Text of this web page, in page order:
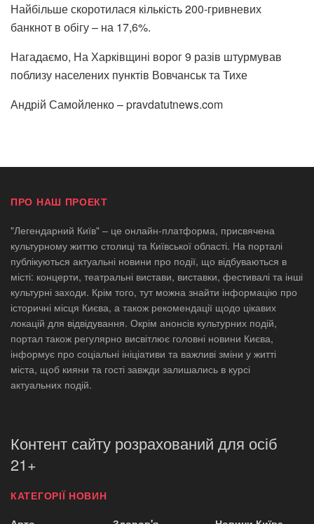
Найбільше скоротилася кількість 200-гривневих
банкнот в обігу – на 17,6%.
Нагадаємо, На Харківщині ворог 9 разів штурмував
поблизу населених пунктів Вовчанськ та Тихе
Андрій Самойленко – pravdatutnews.com
ПРО НАШ ПРОЕКТ
"Легендарний Київ" – це онлайн-платформа, присвячена
культурному життю столиці та Київської області. На порталі
публікуються актуальні новини про події, що відбуваються в
місті: концерти, театральні вистави, виставки, фестивалі та інші
культурні заходи. Крім того, тут можна знайти інформацію про
історичні місця Києва, а також рекомендації щодо цікавих
локацій для відвідування. Окрім анонсів культурних подій,
портал також регулярно висвітлює головні новини Києва,
інформує про соціальні ініціативи та важливі зміни у житті
міста, щоб кияни та гості завжди залишались в курсі
актуальних подій.
Контент сайту розрахований для осіб
21+
КАТЕГОРІЇ НОВИН